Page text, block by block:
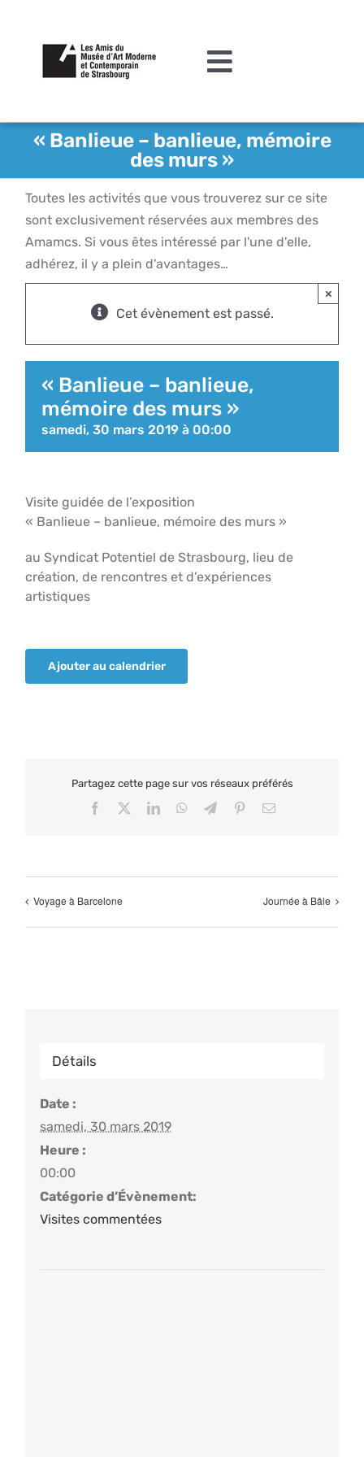
contenu
Toggle
L’association
Actualités
Acquisitions et mécénat
Le MAMCS
« Banlieue – banlieue, mémoire
des murs »
Toutes les activités que vous trouverez sur ce site
sont exclusivement réservées aux membres des
Amamcs. Si vous êtes intéressé par l'une d'elle,
adhérez, il y a plein d'avantages…
Cet évènement est passé.
×
« Banlieue – banlieue,
mémoire des murs »
samedi, 30 mars 2019 à 00:00
Visite guidée de l’exposition
« Banlieue – banlieue, mémoire des murs »
au Syndicat Potentiel de Strasbourg, lieu de
création, de rencontres et d’expériences
artistiques
Ajouter au calendrier
Partagez cette page sur vos réseaux préférés
Facebook LinkedInWhatsApp
TelegramPinterestEmail
Voyage à Barcelone Journée à Bâle
Détails
Date :
samedi, 30 mars 2019
Heure :
00:00
Catégorie d’Évènement:
Visites commentées